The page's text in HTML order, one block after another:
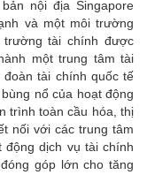
nội địa Singapore
và một môi trường
tài chính được
một trung tâm tài
tài chính quốc tế
nổ của hoạt động
trình toàn cầu hóa, thị
nối với các trung tâm
dịch vụ tài chính
góp lớn cho tăng